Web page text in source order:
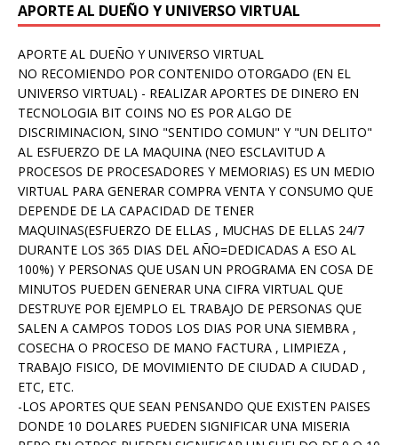
APORTE AL DUEÑO Y UNIVERSO VIRTUAL
APORTE AL DUEÑO Y UNIVERSO VIRTUAL
NO RECOMIENDO POR CONTENIDO OTORGADO (EN EL
UNIVERSO VIRTUAL) - REALIZAR APORTES DE DINERO EN
TECNOLOGIA BIT COINS NO ES POR ALGO DE
DISCRIMINACION, SINO "SENTIDO COMUN" Y "UN DELITO"
AL ESFUERZO DE LA MAQUINA (NEO ESCLAVITUD A
PROCESOS DE PROCESADORES Y MEMORIAS) ES UN MEDIO
VIRTUAL PARA GENERAR COMPRA VENTA Y CONSUMO QUE
DEPENDE DE LA CAPACIDAD DE TENER
MAQUINAS(ESFUERZO DE ELLAS , MUCHAS DE ELLAS 24/7
DURANTE LOS 365 DIAS DEL AÑO=DEDICADAS A ESO AL
100%) Y PERSONAS QUE USAN UN PROGRAMA EN COSA DE
MINUTOS PUEDEN GENERAR UNA CIFRA VIRTUAL QUE
DESTRUYE POR EJEMPLO EL TRABAJO DE PERSONAS QUE
SALEN A CAMPOS TODOS LOS DIAS POR UNA SIEMBRA ,
COSECHA O PROCESO DE MANO FACTURA , LIMPIEZA ,
TRABAJO FISICO, DE MOVIMIENTO DE CIUDAD A CIUDAD ,
ETC, ETC.
-LOS APORTES QUE SEAN PENSANDO QUE EXISTEN PAISES
DONDE 10 DOLARES PUEDEN SIGNIFICAR UNA MISERIA